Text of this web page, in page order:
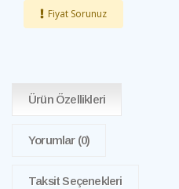
Fiyat Sorunuz
Ürün Özellikleri
Yorumlar (0)
Taksit Seçenekleri